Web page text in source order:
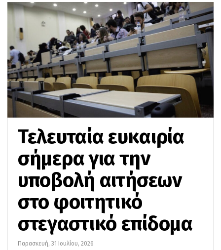
Τελευταία ευκαιρία
σήμερα για την
υποβολή αιτήσεων
στο φοιτητικό
στεγαστικό επίδομα
Παρασκευή, 31 Ιουλίου, 2026